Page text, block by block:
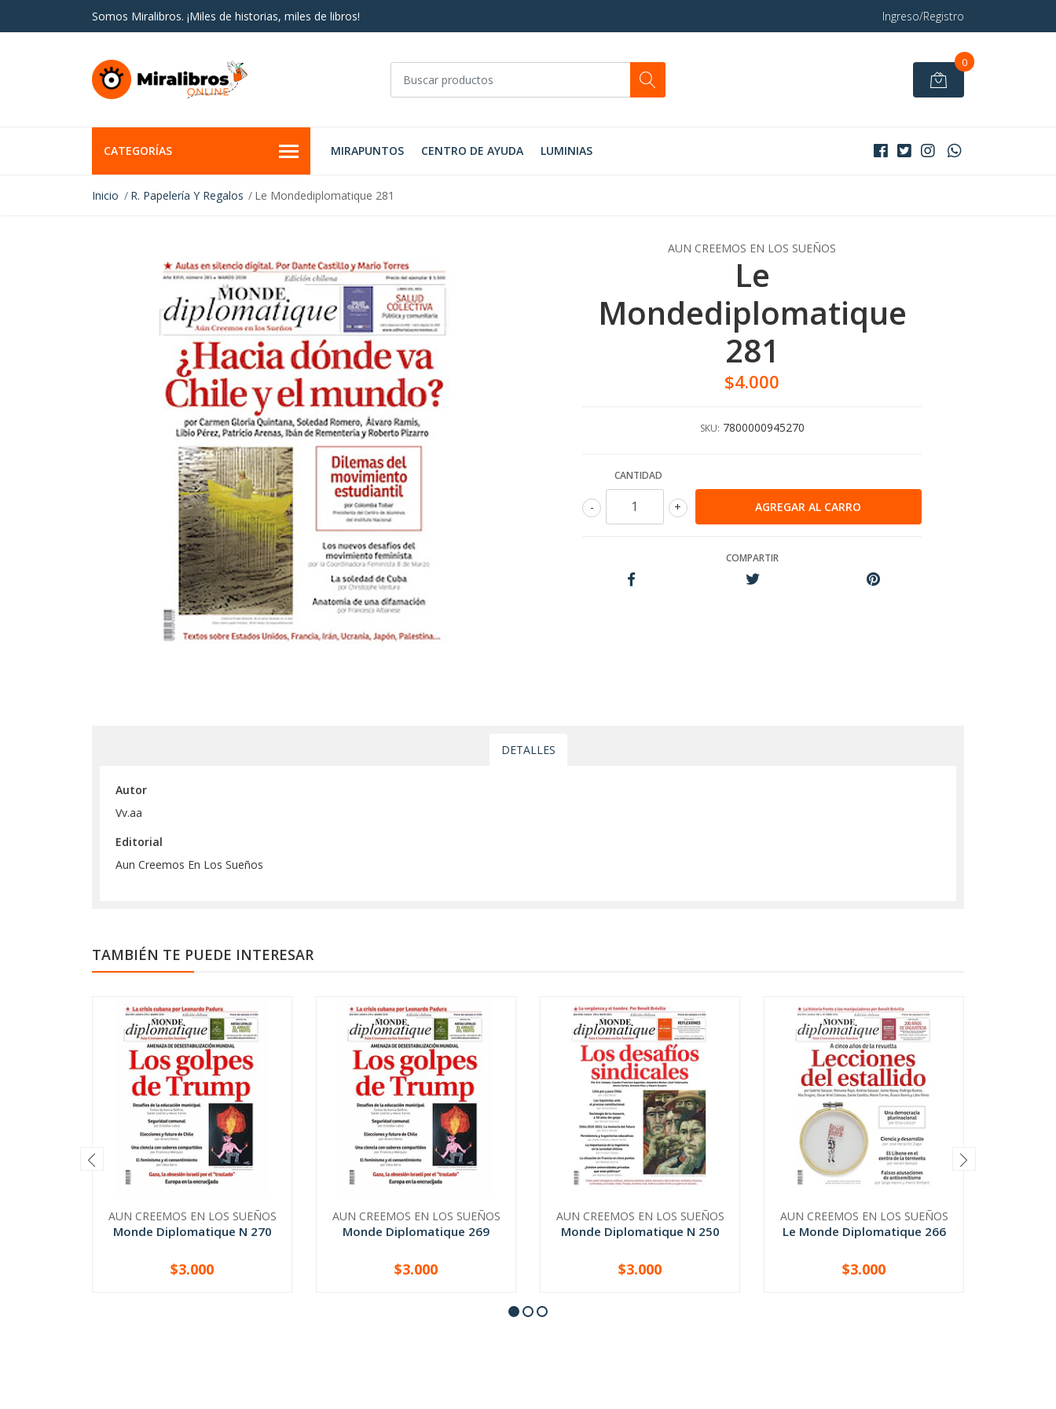
Somos Miralibros. ¡Miles de historias, miles de libros! Ingreso/Registro
0
CATEGORÍAS MIRAPUNTOS CENTRO DE AYUDA LUMINIAS
Inicio R. Papelería Y Regalos Le Mondediplomatique 281
AUN CREEMOS EN LOS SUEÑOS
Le
Mondediplomatique
281
$4.000
SKU: 7800000945270
CANTIDAD
+
-
COMPARTIR
DETALLES
Autor
Vv.aa
Editorial
Aun Creemos En Los Sueños
TAMBIÉN TE PUEDE INTERESAR
AUN CREEMOS EN LOS SUEÑOS
Monde Diplomatique N 270
+
$3.000
AUN CREEMOS EN LOS SUEÑOS
Monde Diplomatique 269
+
$3.000
AUN CREEMOS EN LOS SUEÑOS
Monde Diplomatique N 250
+
$3.000
AUN CREEMOS EN LOS SUEÑOS
Le Monde Diplomatique 266
+
$3.000